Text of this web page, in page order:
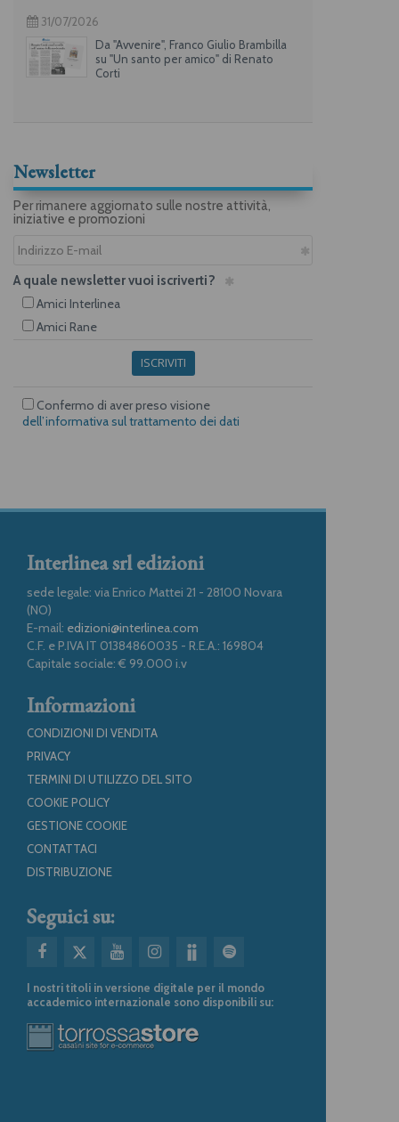
31/07/2026
Da "Avvenire", Franco Giulio Brambilla
su "Un santo per amico" di Renato
Corti
Newsletter
Per rimanere aggiornato sulle nostre attività,
iniziative e promozioni
A quale newsletter vuoi iscriverti?
Amici Interlinea
Amici Rane
ISCRIVITI
Confermo di aver preso visione
dell’informativa sul trattamento dei dati
Interlinea srl edizioni
sede legale: via Enrico Mattei 21 - 28100 Novara
(NO)
E-mail: edizioni@interlinea.com
C.F. e P.IVA IT 01384860035 - R.E.A.: 169804
Capitale sociale: € 99.000 i.v
Informazioni
CONDIZIONI DI VENDITA
PRIVACY
TERMINI DI UTILIZZO DEL SITO
COOKIE POLICY
GESTIONE COOKIE
CONTATTACI
DISTRIBUZIONE
Seguici su:
I nostri titoli in versione digitale per il mondo
accademico internazionale sono disponibili su: